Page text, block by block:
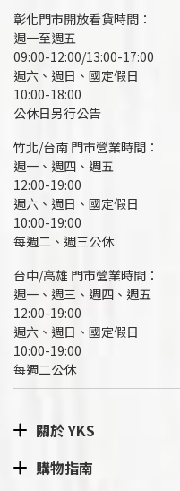
彰化門市開放看貨時間：
週一至週五
09:00-12:00/13:00-17:00
週六、週日、國定假日
10:00-18:00
公休日另行公告
竹北/台南 門市營業時間：
週一、週四、週五
12:00-19:00
週六、週日、國定假日
10:00-19:00
每週二、週三公休
台中/高雄 門市營業時間：
週一、週三、週四、週五
12:00-19:00
週六、週日、國定假日
10:00-19:00
每週二公休
關於 YKS
購物指南